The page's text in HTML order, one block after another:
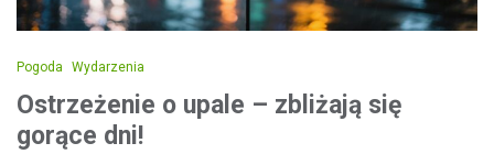
Pogoda Wydarzenia
Ostrzeżenie o upale – zbliżają się
gorące dni!